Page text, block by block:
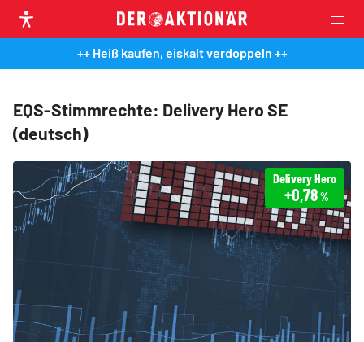
++ Heiß kaufen, eiskalt verdoppeln ++
EQS-Stimmrechte: Delivery Hero SE
(deutsch)
Delivery Hero
+0,78 %